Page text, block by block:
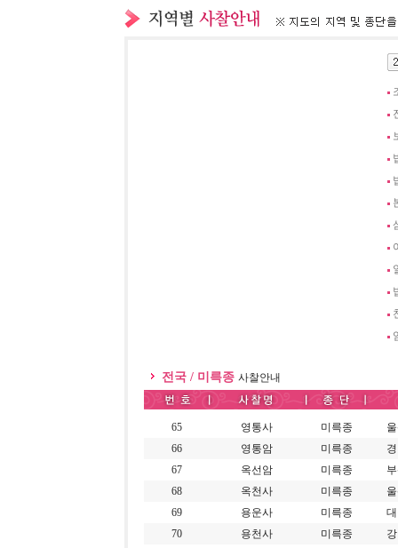
전국 / 미륵종 사찰안내
65 영통사 미륵종
66
영통암 미륵종
67
옥선암 미륵종
68
옥천사 미륵종
69
용운사 미륵종
70
용천사 미륵종